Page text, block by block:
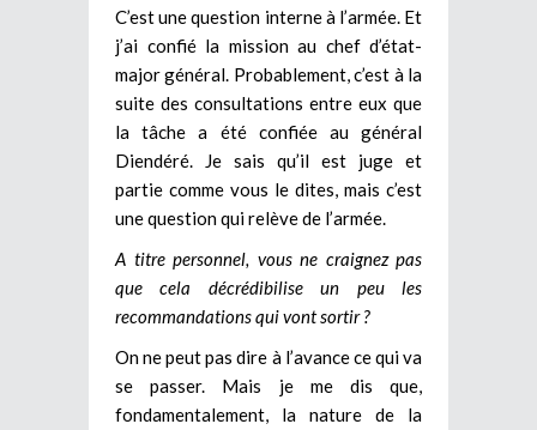
C’est une question interne à l’armée. Et
j’ai confié la mission au chef d’état-
major général. Probablement, c’est à la
suite des consultations entre eux que
la tâche a été confiée au général
Diendéré. Je sais qu’il est juge et
partie comme vous le dites, mais c’est
une question qui relève de l’armée.
A titre personnel, vous ne craignez pas
que cela décrédibilise un peu les
recommandations qui vont sortir ?
On ne peut pas dire à l’avance ce qui va
se passer. Mais je me dis que,
fondamentalement, la nature de la